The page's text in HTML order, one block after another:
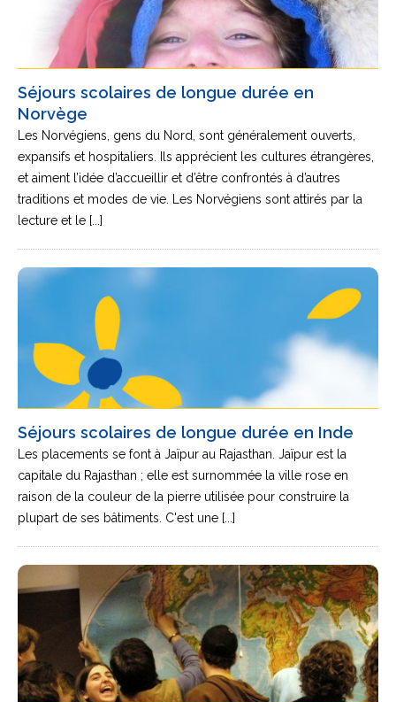
Séjours scolaires de longue durée en
Norvège
Les Norvégiens, gens du Nord, sont généralement ouverts,
expansifs et hospitaliers. Ils apprécient les cultures étrangères,
et aiment l’idée d’accueillir et d’être confrontés à d’autres
traditions et modes de vie. Les Norvégiens sont attirés par la
lecture et le [...]
Séjours scolaires de longue durée en Inde
Les placements se font à Jaïpur au Rajasthan. Jaïpur est la
capitale du Rajasthan ; elle est surnommée la ville rose en
raison de la couleur de la pierre utilisée pour construire la
plupart de ses bâtiments. C'est une [...]